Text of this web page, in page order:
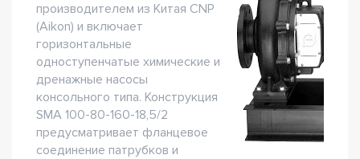
производителем из Китая CNP
(Aikon) и включает
горизонтальные
одноступенчатые химические и
дренажные насосы
консольного типа. Конструкция
SMA 100-80-160-18,5/2
предусматривает фланцевое
соединение патрубков и